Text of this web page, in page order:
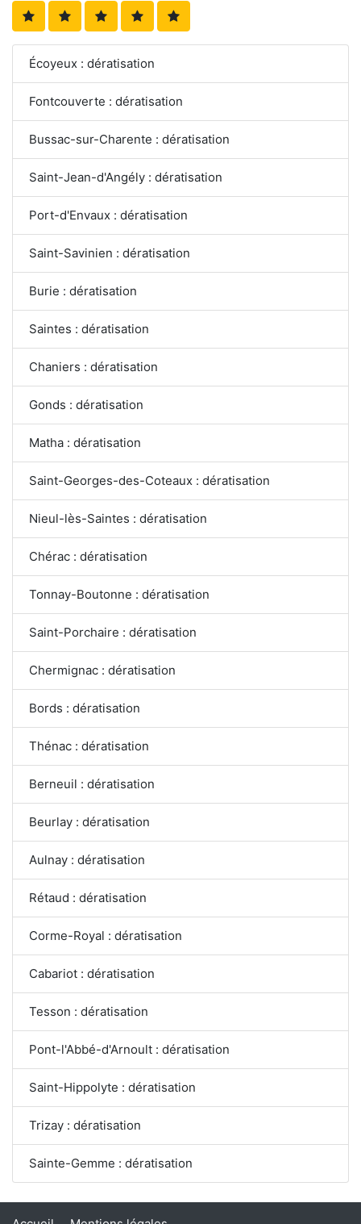
Écoyeux : dératisation
Fontcouverte : dératisation
Bussac-sur-Charente : dératisation
Saint-Jean-d'Angély : dératisation
Port-d'Envaux : dératisation
Saint-Savinien : dératisation
Burie : dératisation
Saintes : dératisation
Chaniers : dératisation
Gonds : dératisation
Matha : dératisation
Saint-Georges-des-Coteaux : dératisation
Nieul-lès-Saintes : dératisation
Chérac : dératisation
Tonnay-Boutonne : dératisation
Saint-Porchaire : dératisation
Chermignac : dératisation
Bords : dératisation
Thénac : dératisation
Berneuil : dératisation
Beurlay : dératisation
Aulnay : dératisation
Rétaud : dératisation
Corme-Royal : dératisation
Cabariot : dératisation
Tesson : dératisation
Pont-l'Abbé-d'Arnoult : dératisation
Saint-Hippolyte : dératisation
Trizay : dératisation
Sainte-Gemme : dératisation